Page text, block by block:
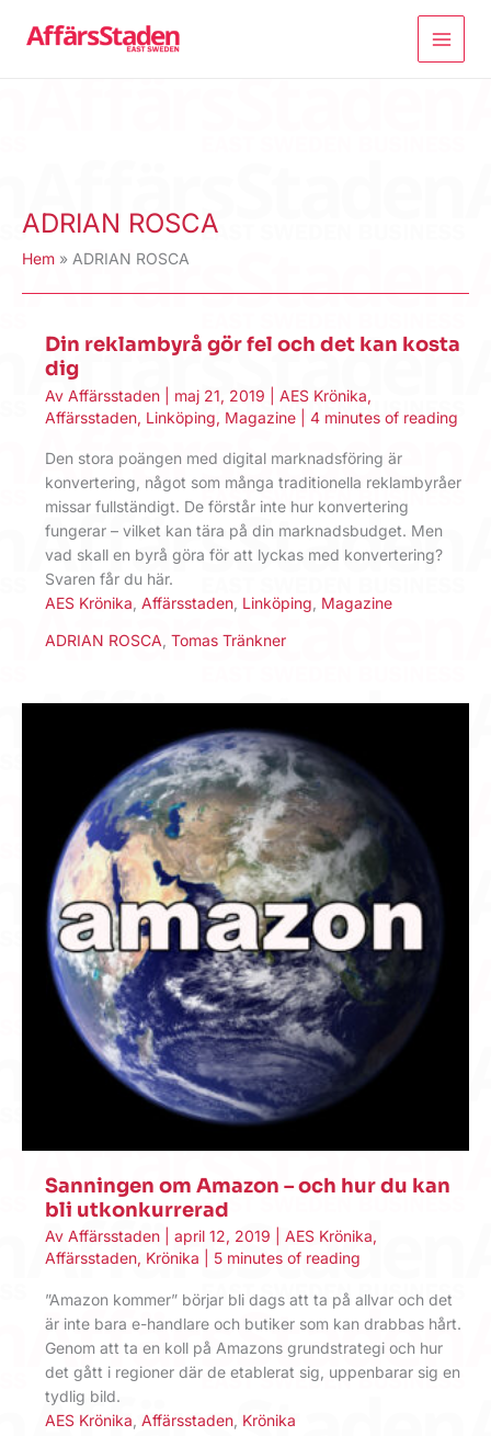
ADRIAN ROSCA
Hem ADRIAN ROSCA
Din reklambyrå gör fel och det kan kosta
dig
Av Affärsstaden maj 21, 2019 AES Krönika,
Affärsstaden, Linköping, Magazine 4 minutes of reading
Den stora poängen med digital marknadsföring är
konvertering, något som många traditionella reklambyråer
missar fullständigt. De förstår inte hur konvertering
fungerar – vilket kan tära på din marknadsbudget. Men
vad skall en byrå göra för att lyckas med konvertering?
Svaren får du här.
AES Krönika Affärsstaden Linköping Magazine
ADRIAN ROSCA Tomas Tränkner
Sanningen om Amazon – och hur du kan
bli utkonkurrerad
Av Affärsstaden april 12, 2019 AES Krönika,
Affärsstaden, Krönika 5 minutes of reading
”Amazon kommer” börjar bli dags att ta på allvar och det
är inte bara e-handlare och butiker som kan drabbas hårt.
Genom att ta en koll på Amazons grundstrategi och hur
det gått i regioner där de etablerat sig, uppenbarar sig en
tydlig bild.
AES Krönika Affärsstaden Krönika